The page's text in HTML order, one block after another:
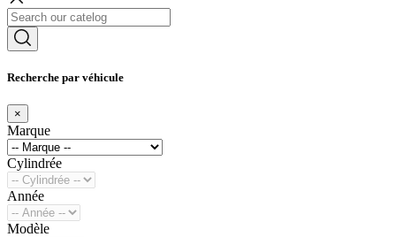
Recherche par véhicule
×
Marque
Cylindrée
Année
Modèle